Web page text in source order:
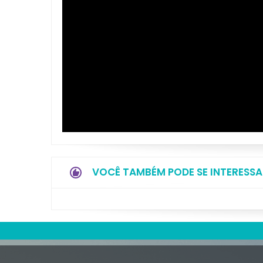
VOCÊ TAMBÉM PODE SE